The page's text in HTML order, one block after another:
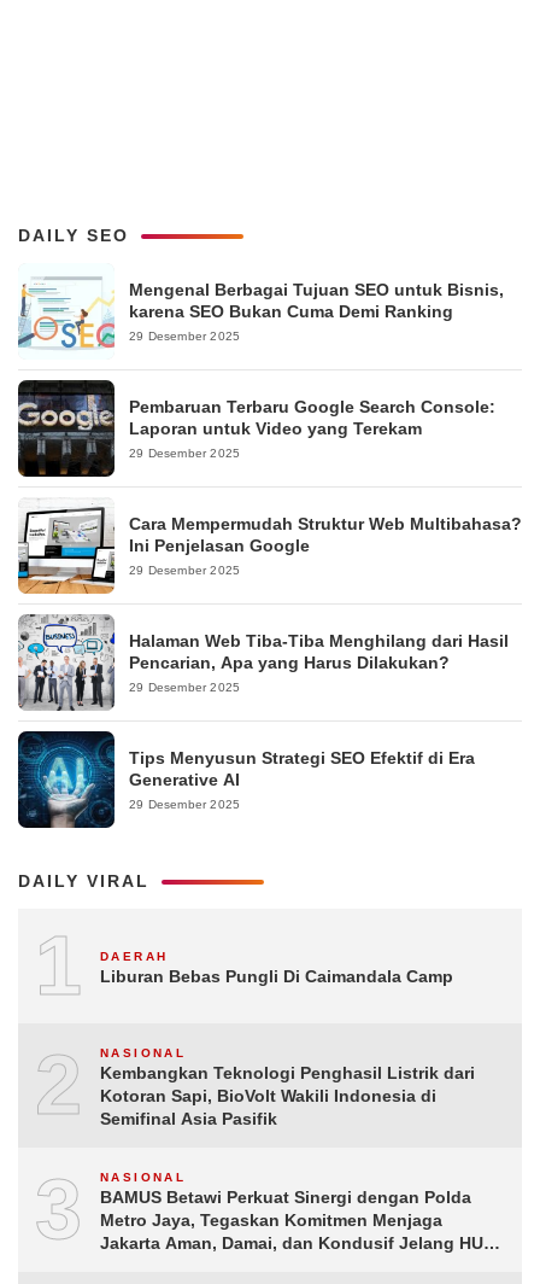
DAILY SEO
Mengenal Berbagai Tujuan SEO untuk Bisnis,
karena SEO Bukan Cuma Demi Ranking
29 Desember 2025
Pembaruan Terbaru Google Search Console:
Laporan untuk Video yang Terekam
29 Desember 2025
Cara Mempermudah Struktur Web Multibahasa?
Ini Penjelasan Google
29 Desember 2025
Halaman Web Tiba-Tiba Menghilang dari Hasil
Pencarian, Apa yang Harus Dilakukan?
29 Desember 2025
Tips Menyusun Strategi SEO Efektif di Era
Generative AI
29 Desember 2025
DAILY VIRAL
1 DAERAH
Liburan Bebas Pungli Di Caimandala Camp
2 NASIONAL
Kembangkan Teknologi Penghasil Listrik dari
Kotoran Sapi, BioVolt Wakili Indonesia di
Semifinal Asia Pasifik
3 NASIONAL
BAMUS Betawi Perkuat Sinergi dengan Polda
Metro Jaya, Tegaskan Komitmen Menjaga
Jakarta Aman, Damai, dan Kondusif Jelang HUT